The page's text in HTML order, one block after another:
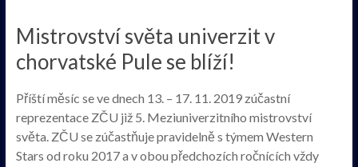
Mistrovství světa univerzit v
chorvatské Pule se blíží!
Příští měsíc se ve dnech 13. – 17. 11. 2019 zúčastní
reprezentace ZČU již 5. Meziuniverzitního mistrovství
světa. ZČU se zúčastňuje pravidelně s týmem Western
Stars od roku 2017 a v obou předchozích ročnících vždy